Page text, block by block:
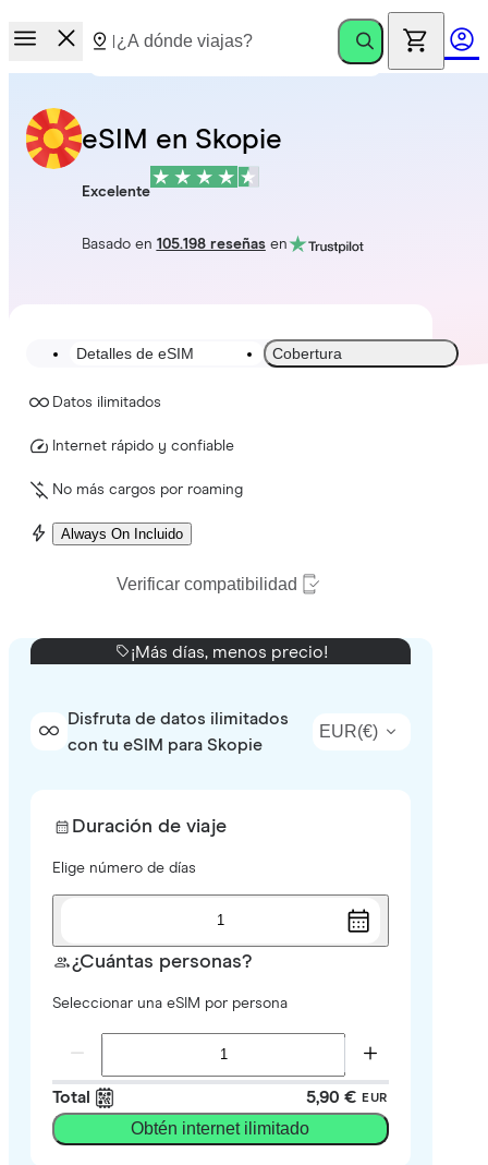
eSIM en Skopie
Excelente
Basado en 105.198 reseñasen
Detalles de eSIM Cobertura
Datos ilimitados
Internet rápido y confiable
No más cargos por roaming
Always On Incluido
Verificar compatibilidad
¡Más días, menos precio!
Disfruta de datos ilimitados
con tu eSIM para Skopie
EUR(€)
Duración de viaje
Elige número de días
1
¿Cuántas personas?
Seleccionar una eSIM por persona
Total 5,90 € EUR
Obtén internet ilimitado